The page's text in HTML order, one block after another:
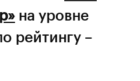
на уровне
рейтингу –